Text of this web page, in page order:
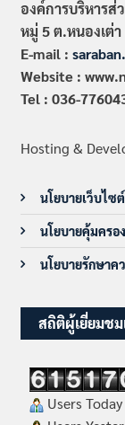
องค์การบริหารส่
หมู่ 5 ต.หนองเต่
E-mail :
Website :
Tel : 036-
Hosting &
นโยบายเว็บไซ
นโยบายคุ้มคร
นโยบายรักษาค
สถิติผู้เยี่ยมชม
Users